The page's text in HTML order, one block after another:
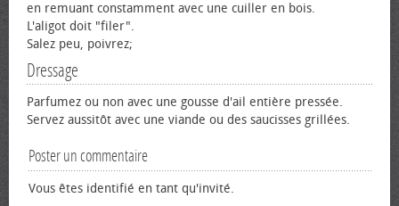
en remuant constamment avec une cuiller en bois.
L'aligot doit "filer".
Salez peu, poivrez;
Dressage
Parfumez ou non avec une gousse d'ail entière pressée.
Servez aussitôt avec une viande ou des saucisses grillées.
Poster un commentaire
Vous êtes identifié en tant qu'invité.